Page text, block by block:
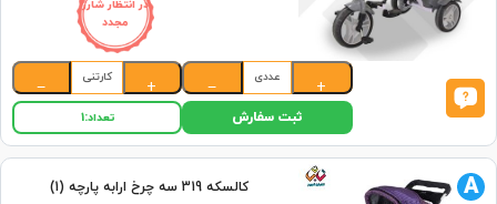
در انتظار شارژ
مجدد
+
عددی
−
+
کارتنی
−
ثبت سفارش تعداد:1
کالسکه 319 سه چرخ ارابه پارچه (1) A